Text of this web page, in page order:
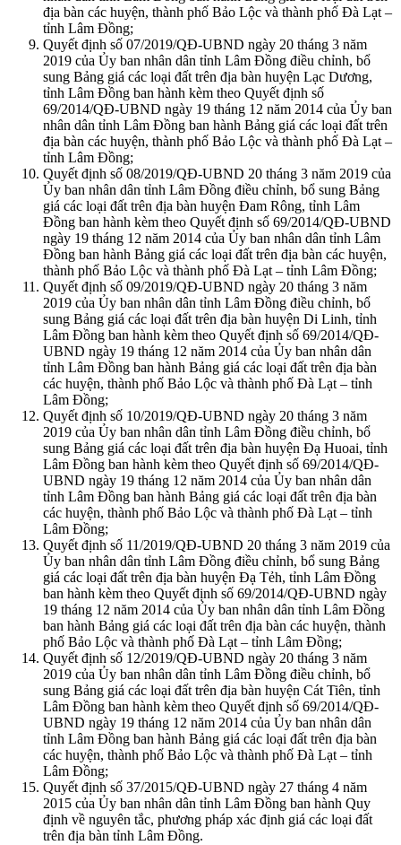
địa bàn các huyện, thành phố Bảo Lộc và thành phố Đà Lạt –
tỉnh Lâm Đồng;
Quyết định số 07/2019/QĐ-UBND ngày 20 tháng 3 năm
2019 của Ủy ban nhân dân tỉnh Lâm Đồng điều chỉnh, bổ
sung Bảng giá các loại đất trên địa bàn huyện Lạc Dương,
tỉnh Lâm Đồng ban hành kèm theo Quyết định số
69/2014/QĐ-UBND ngày 19 tháng 12 năm 2014 của Ủy ban
nhân dân tỉnh Lâm Đồng ban hành Bảng giá các loại đất trên
địa bàn các huyện, thành phố Bảo Lộc và thành phố Đà Lạt –
tỉnh Lâm Đồng;
Quyết định số 08/2019/QĐ-UBND 20 tháng 3 năm 2019 của
Ủy ban nhân dân tỉnh Lâm Đồng điều chỉnh, bổ sung Bảng
giá các loại đất trên địa bàn huyện Đam Rông, tỉnh Lâm
Đồng ban hành kèm theo Quyết định số 69/2014/QĐ-UBND
ngày 19 tháng 12 năm 2014 của Ủy ban nhân dân tỉnh Lâm
Đồng ban hành Bảng giá các loại đất trên địa bàn các huyện,
thành phố Bảo Lộc và thành phố Đà Lạt – tỉnh Lâm Đồng;
Quyết định số 09/2019/QĐ-UBND ngày 20 tháng 3 năm
2019 của Ủy ban nhân dân tỉnh Lâm Đồng điều chỉnh, bổ
sung Bảng giá các loại đất trên địa bàn huyện Di Linh, tỉnh
Lâm Đồng ban hành kèm theo Quyết định số 69/2014/QĐ-
UBND ngày 19 tháng 12 năm 2014 của Ủy ban nhân dân
tỉnh Lâm Đồng ban hành Bảng giá các loại đất trên địa bàn
các huyện, thành phố Bảo Lộc và thành phố Đà Lạt – tỉnh
Lâm Đồng;
Quyết định số 10/2019/QĐ-UBND ngày 20 tháng 3 năm
2019 của Ủy ban nhân dân tỉnh Lâm Đồng điều chỉnh, bổ
sung Bảng giá các loại đất trên địa bàn huyện Đạ Huoai, tỉnh
Lâm Đồng ban hành kèm theo Quyết định số 69/2014/QĐ-
UBND ngày 19 tháng 12 năm 2014 của Ủy ban nhân dân
tỉnh Lâm Đồng ban hành Bảng giá các loại đất trên địa bàn
các huyện, thành phố Bảo Lộc và thành phố Đà Lạt – tỉnh
Lâm Đồng;
Quyết định số 11/2019/QĐ-UBND 20 tháng 3 năm 2019 của
Ủy ban nhân dân tỉnh Lâm Đồng điều chỉnh, bổ sung Bảng
giá các loại đất trên địa bàn huyện Đạ Tẻh, tỉnh Lâm Đồng
ban hành kèm theo Quyết định số 69/2014/QĐ-UBND ngày
19 tháng 12 năm 2014 của Ủy ban nhân dân tỉnh Lâm Đồng
ban hành Bảng giá các loại đất trên địa bàn các huyện, thành
phố Bảo Lộc và thành phố Đà Lạt – tỉnh Lâm Đồng;
Quyết định số 12/2019/QĐ-UBND ngày 20 tháng 3 năm
2019 của Ủy ban nhân dân tỉnh Lâm Đồng điều chỉnh, bổ
sung Bảng giá các loại đất trên địa bàn huyện Cát Tiên, tỉnh
Lâm Đồng ban hành kèm theo Quyết định số 69/2014/QĐ-
UBND ngày 19 tháng 12 năm 2014 của Ủy ban nhân dân
tỉnh Lâm Đồng ban hành Bảng giá các loại đất trên địa bàn
các huyện, thành phố Bảo Lộc và thành phố Đà Lạt – tỉnh
Lâm Đồng;
Quyết định số 37/2015/QĐ-UBND ngày 27 tháng 4 năm
2015 của Ủy ban nhân dân tỉnh Lâm Đồng ban hành Quy
định về nguyên tắc, phương pháp xác định giá các loại đất
trên địa bàn tỉnh Lâm Đồng.